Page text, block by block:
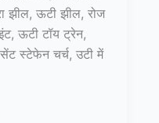
झील, ऊटी झील, रोज
ऊटी टॉय ट्रेन,
स्टेफेन चर्च, उटी में